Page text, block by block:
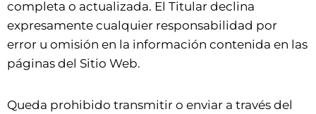
completa o actualizada. El Titular declina
expresamente cualquier responsabilidad por
error u omisión en la información contenida en las
páginas del Sitio Web.
Queda prohibido transmitir o enviar a través del